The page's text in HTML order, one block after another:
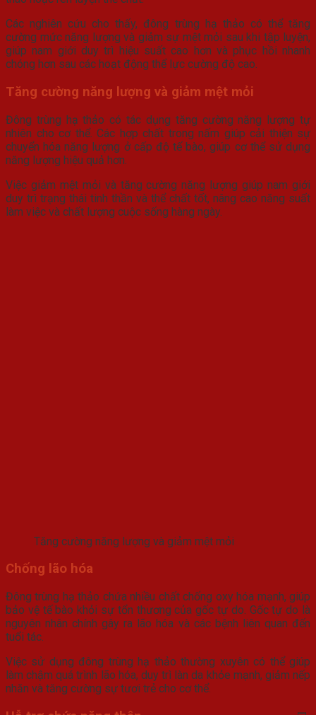
Các nghiên cứu cho thấy, đông trùng hạ thảo có thể tăng
cường mức năng lượng và giảm sự mệt mỏi sau khi tập luyện,
giúp nam giới duy trì hiệu suất cao hơn và phục hồi nhanh
chóng hơn sau các hoạt động thể lực cường độ cao.
Tăng cường năng lượng và giảm mệt mỏi
Đông trùng hạ thảo có tác dụng tăng cường năng lượng tự
nhiên cho cơ thể. Các hợp chất trong nấm giúp cải thiện sự
chuyển hóa năng lượng ở cấp độ tế bào, giúp cơ thể sử dụng
năng lượng hiệu quả hơn.
Việc giảm mệt mỏi và tăng cường năng lượng giúp nam giới
duy trì trạng thái tinh thần và thể chất tốt, nâng cao năng suất
làm việc và chất lượng cuộc sống hàng ngày.
Tăng cường năng lượng và giảm mệt mỏi
Chống lão hóa
Đông trùng hạ thảo chứa nhiều chất chống oxy hóa mạnh, giúp
bảo vệ tế bào khỏi sự tổn thương của gốc tự do. Gốc tự do là
nguyên nhân chính gây ra lão hóa và các bệnh liên quan đến
tuổi tác.
Việc sử dụng đông trùng hạ thảo thường xuyên có thể giúp
làm chậm quá trình lão hóa, duy trì làn da khỏe mạnh, giảm nếp
nhăn và tăng cường sự tươi trẻ cho cơ thể.